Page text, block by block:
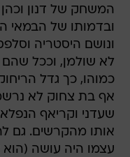
המשחק של דנון
ובדמותו של הבמאי
ונושם היסטריה
לא שולמן, וככל
כמוהו, כך גדל
אף בת צחוק לא
שעדני וקריאף
אותו מהקרשים. גם
עצמו היה עושה